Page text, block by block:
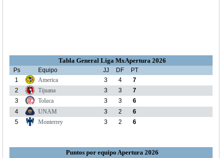
Tabla General Liga MxApertura 2026
Ps Equipo JJ DF
PT
1
America 3 4
7
2
Tijuana 3 3
7
3
Toluca 3 3
6
4
UNAM 3 2
6
5
Monterrey 3 2 6
Puntos por equipo Apertura 2026